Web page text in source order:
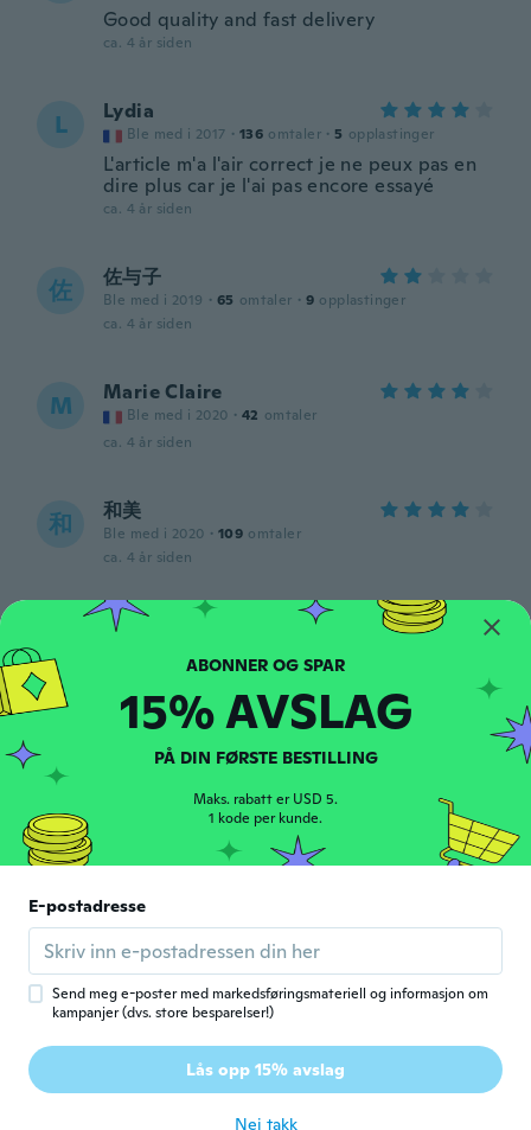
Good quality and fast delivery
ca. 4 år siden
L Lydia
Ble med i 2017 · 136 omtaler · 5 opplastinger
L'article m'a l'air correct je ne peux pas en
dire plus car je l'ai pas encore essayé
ca. 4 år siden
佐 佐与子
Ble med i 2019 · 65 omtaler · 9 opplastinger
ca. 4 år siden
M Marie Claire
Ble med i 2020 · 42 omtaler
ca. 4 år siden
和 和美
Ble med i 2020 · 109 omtaler
ca. 4 år siden
Yvonne
ca. 4 år siden
Elfriede
Ble med i 2016 · 463 omtaler · 183 opplastinger
L Lidia
Muy lindos y elegantes , con clip firme y de
buena calidad
ca. 4 år siden
K K.w.
Ble med i 2016 · 140 omtaler · 27 opplastinger
Love them. Thanks wish
15% AVSLAG
PÅ DIN FØRSTE BESTILLING
Maks. rabatt er USD 5.
1 kode per kunde.
E-postadresse
Send meg e-poster med markedsføringsmateriell og informasjon om
kampanjer (dvs. store besparelser!)
Lås opp 15% avslag
Nei takk